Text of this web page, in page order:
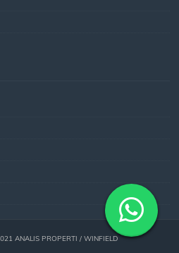
ANALIS PROPERTI / WINFIELD